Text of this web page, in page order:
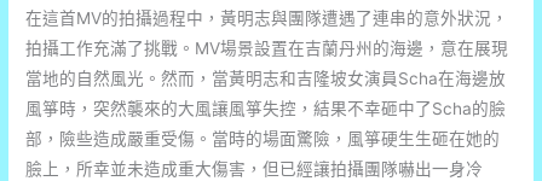
在這首MV的拍攝過程中，黃明志與團隊遭遇了連串的意外狀況，
拍攝工作充滿了挑戰。MV場景設置在吉蘭丹州的海邊，意在展現
當地的自然風光。然而，當黃明志和吉隆坡女演員Scha在海邊放
風箏時，突然襲來的大風讓風箏失控，結果不幸砸中了Scha的臉
部，險些造成嚴重受傷。當時的場面驚險，風箏硬生生砸在她的
臉上，所幸並未造成重大傷害，但已經讓拍攝團隊嚇出一身冷